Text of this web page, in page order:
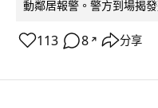
動鄰居報警。警方到場揭
113 8 ↗ 分享